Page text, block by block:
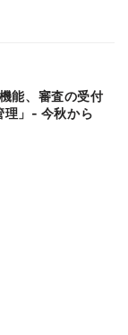
能、審査の受付
」‐ 今秋から